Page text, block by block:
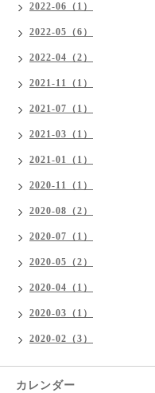
2022-06（1）
2022-05（6）
2022-04（2）
2021-11（1）
2021-07（1）
2021-03（1）
2021-01（1）
2020-11（1）
2020-08（2）
2020-07（1）
2020-05（2）
2020-04（1）
2020-03（1）
2020-02（3）
カレンダー